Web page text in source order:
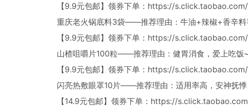
【9.9元包邮】领券下单： https://
重庆老火锅底料3袋——推荐理由：牛油+辣椒+香辛料
【9.9元包邮】领券下单： https://
山楂咀嚼片100粒——推荐理由：健胃消食，爱上吃饭
【9.9元包邮】领券下单： https://
闪亮热敷眼罩10片——推荐理由：适用率高，安神抚
【14.9元包邮】领券下单： https://